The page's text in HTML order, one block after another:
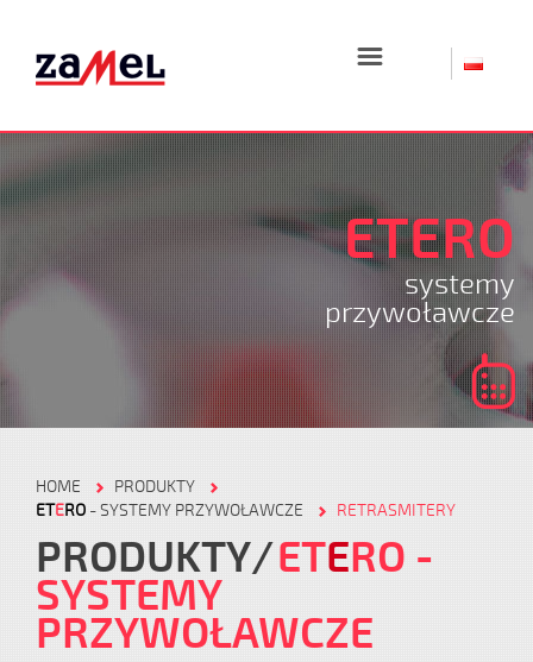
☰
ETERO
systemy
przywoławcze
HOME
PRODUKTY
ETERO - SYSTEMY PRZYWOŁAWCZE RETRASMITERY
PRODUKTY ETERO -
SYSTEMY
PRZYWOŁAWCZE